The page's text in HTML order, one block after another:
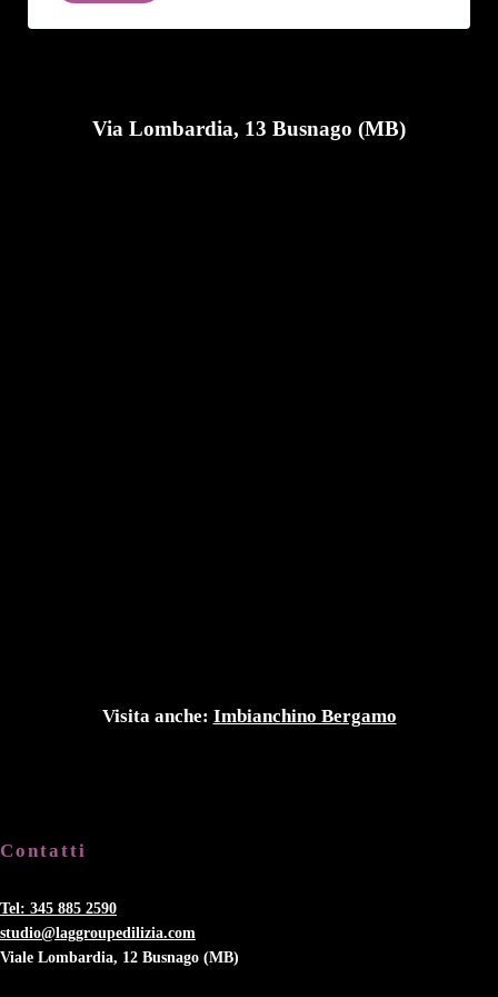
Via Lombardia, 13 Busnago (MB)
Visita anche: Imbianchino Bergamo
Contatti
Tel: 345 885 2590
studio@laggroupedilizia.com
Viale Lombardia, 12 Busnago (MB)